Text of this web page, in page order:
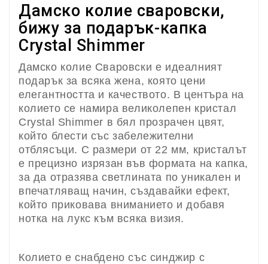
Дамско колие сваровски,
бижу за подарък-капка
Crystal Shimmer
Дамско колие Сваровски е идеалният
подарък за всяка жена, която цени
елегантността и качеството. В центъра на
колието се намира великолепен кристал
Crystal Shimmer в бял прозрачен цвят,
който блести със забележителни
отблясъци. С размери от 22 мм, кристалът
е прецизно изрязан във формата на капка,
за да отразява светлината по уникален и
впечатляващ начин, създавайки ефект,
който приковава вниманието и добавя
нотка на лукс към всяка визия.
Колието е снабдено със синджир с